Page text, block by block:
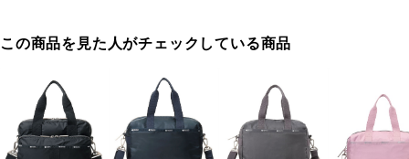
この商品を見た人がチェックしている商品